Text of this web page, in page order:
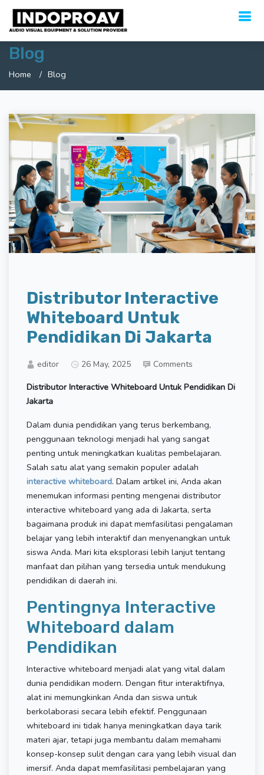
Blog
Home Blog
Distributor Interactive
Whiteboard Untuk
Pendidikan Di Jakarta
editor 26 May, 2025 Comments
Distributor Interactive Whiteboard Untuk Pendidikan Di
Jakarta
Dalam dunia pendidikan yang terus berkembang,
penggunaan teknologi menjadi hal yang sangat
penting untuk meningkatkan kualitas pembelajaran.
Salah satu alat yang semakin populer adalah
interactive whiteboard. Dalam artikel ini, Anda akan
menemukan informasi penting mengenai distributor
interactive whiteboard yang ada di Jakarta, serta
bagaimana produk ini dapat memfasilitasi pengalaman
belajar yang lebih interaktif dan menyenangkan untuk
siswa Anda. Mari kita eksplorasi lebih lanjut tentang
manfaat dan pilihan yang tersedia untuk mendukung
pendidikan di daerah ini.
Pentingnya Interactive
Whiteboard dalam
Pendidikan
Interactive whiteboard menjadi alat yang vital dalam
dunia pendidikan modern. Dengan fitur interaktifnya,
alat ini memungkinkan Anda dan siswa untuk
berkolaborasi secara lebih efektif. Penggunaan
whiteboard ini tidak hanya meningkatkan daya tarik
materi ajar, tetapi juga membantu dalam memahami
konsep-konsep sulit dengan cara yang lebih visual dan
imersif. Anda dapat memfasilitasi pembelajaran yang